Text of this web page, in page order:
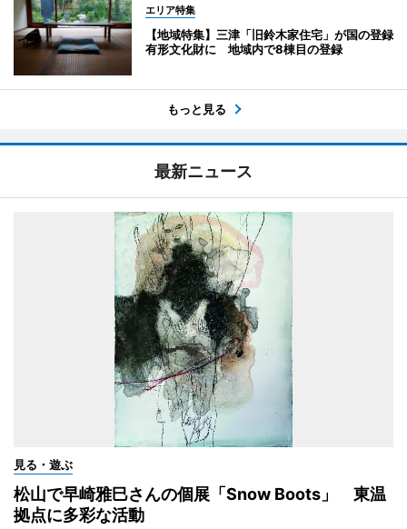
エリア特集
【地域特集】三津「旧鈴木家住宅」が国の登録
有形文化財に 地域内で8棟目の登録
もっと見る
最新ニュース
見る・遊ぶ
松山で早崎雅巳さんの個展「Snow Boots」 東温
拠点に多彩な活動